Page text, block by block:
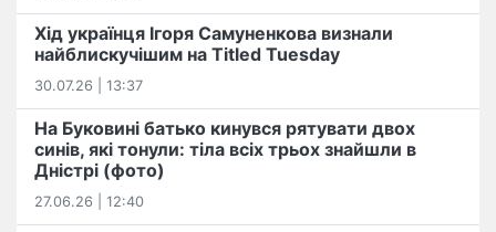
Хід українця Ігоря Самуненкова визнали
найблискучішим на Titled Tuesday
30.07.26 | 13:37
На Буковині батько кинувся рятувати двох
синів, які тонули: тіла всіх трьох знайшли в
Дністрі (фото)
27.06.26 | 12:40